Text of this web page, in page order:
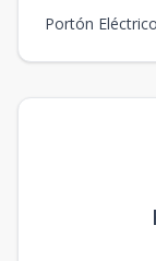
Portón Eléctrico